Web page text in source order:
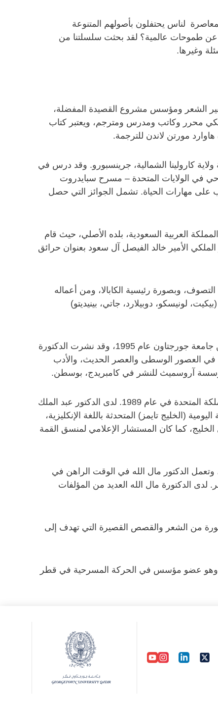
لناس يحتفلون بأصولهم المتنوعة
عن طموحات عالمية؟ لقد بحثت سلسلتنا من
وغيرها.
في الفترة الواقعة ما بين 1997 – 2000. بنسكي هو سفير الشعر ومؤسس مشروع القصيدة المفضلة،
محرر وكاتب ومدرس ومترجم، ويعتبر كتاب
مورتن لاندن للترجمة.
كارولينا الشمالية، جرينسبورو. وقد درس في
في الولايات المتحدة – مسرح سبايدروت
مهارات الحياة. تشمل الجوائز التي حصل
من جامعة جورجتاون في واشنطن في عام 1996، ثم عاد إلى المملكة العربية السعودية، بلده الأصلي، حيث قام
الأمير خالد الفيصل آل سعود بعنوان حرائق
وبصورة رئيسية الكابالا، ومن أعماله
لونيسكو، دوبيلارد، جاتي، بينيديتو)
، خريجة جامعة تافتس، وهي مترجمة وشاعرة. حصلت على شهادة الدكتوراه في اللغة العربية وآدابها من جامعة جورجتاون عام 1995، وقد نشرت الدكتورة
في العصور الوسطى والعصر الحديث، والأدب
مؤسسة آروسميث للنشر في كامبريدج، بوسطن.
، كاتب ومحاضر زائر في جامعة قطر، حاصل على درجة الدكتوراه في الصحافة من جامعة ويلز بالمملكة المتحدة في عام 1989. لدى الدكتور عبد الملك
(الخليج تايمز) المتحدثة باللغة الإنكليزية،
كما كان المستشار الإعلامي لمنسق القمة
وكاتبة ومؤلفة قطرية، حصلت على الدكتوراه في الصيدلة من جامعة القاهرة عام 1990، وتعمل الدكتور مال الله في الوقت الراهن في
الدكتورة مال الله العديد من المؤلفات
من الشعر والقصص القصيرة التي تهدف إلى
وهو عضو مؤسس في الحركة المسرحية في قطر